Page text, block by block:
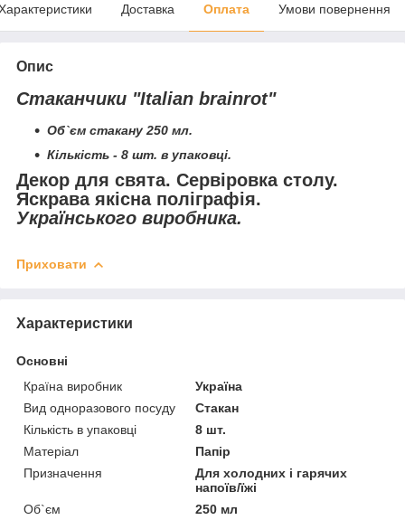
Доставка Оплата Умови повернення
Опис
Стаканчики "Italian brainrot"
Об`єм стакану 250 мл.
Кількість - 8 шт. в упаковці.
Декор для свята. Сервіровка столу.
Яскрава якісна поліграфія.
Українського виробника.
Приховати
Характеристики
Основні
Країна виробник
Україна
Вид одноразового посуду
Стакан
Кількість в упаковці
8 шт.
Матеріал
Папір
Призначення
Для холодних і гарячих
напоїв/їжі
Об`єм
250 мл